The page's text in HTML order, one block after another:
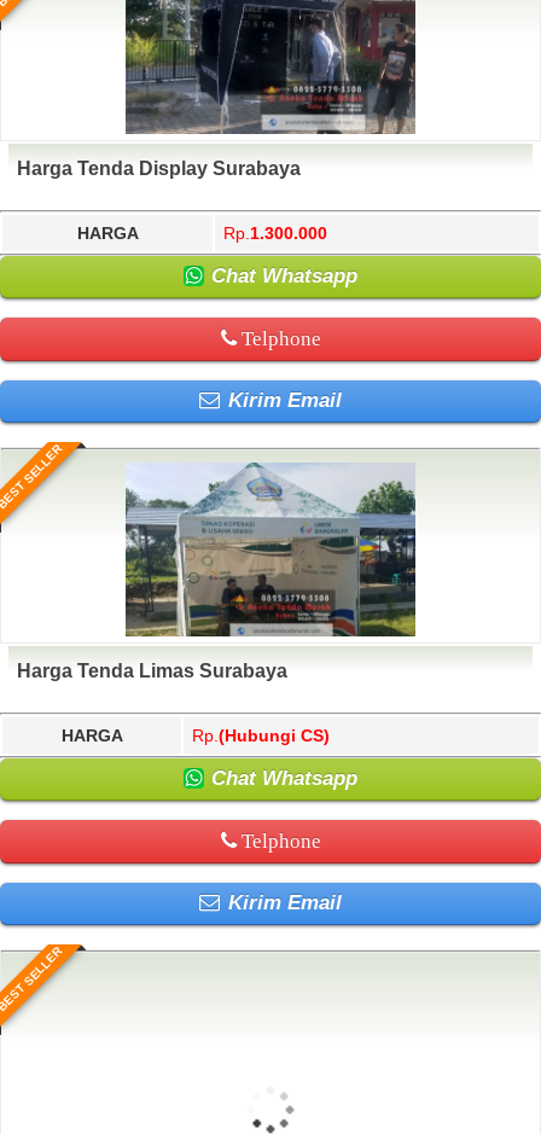
Harga Tenda Display Surabaya
HARGA Rp. 1.300.000
Chat Whatsapp
Telphone
Kirim Email
SELLER
Harga Tenda Limas Surabaya
HARGA Rp. (Hubungi CS)
Chat Whatsapp
Telphone
Kirim Email
SELLER